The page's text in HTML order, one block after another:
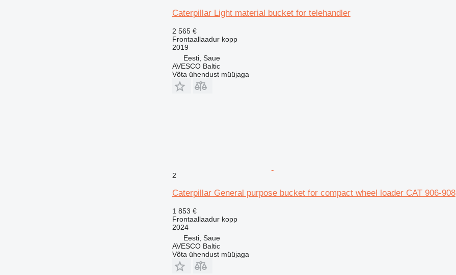
Caterpillar Light material bucket for telehandler
2 565 €
Frontaallaadur kopp
2019
Eesti, Saue
AVESCO Baltic
Võta ühendust müüjaga
2
Caterpillar General purpose bucket for compact wheel loader CAT 906-908
1 853 €
Frontaallaadur kopp
2024
Eesti, Saue
AVESCO Baltic
Võta ühendust müüjaga